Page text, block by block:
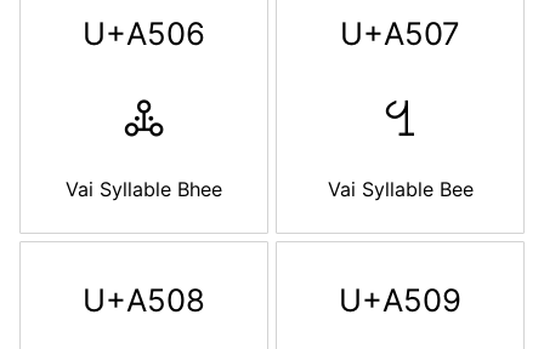
U+A506
ꔆ
Vai Syllable Bhee
U+A507
ꔇ
Vai Syllable Bee
U+A508 U+A509